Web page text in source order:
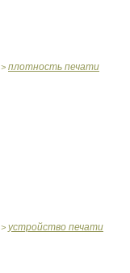
> плотность печати
> устройство печати